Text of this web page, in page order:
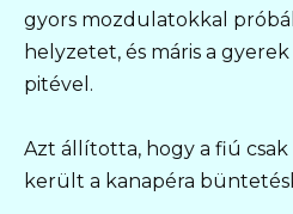
gyors mozdulatokkal
helyzetet, és máris a
pitével.
Azt állította, hogy a fiú
került a kanapéra